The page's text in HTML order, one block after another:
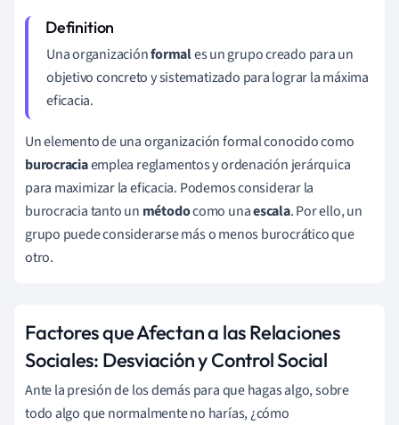
Una organizaciónformales un grupo creado para un
objetivo concreto y sistematizado para lograr la máxima
eficacia.
Un elemento de una organización formal conocido como
burocraciaemplea reglamentos y ordenación jerárquica
para maximizar la eficacia. Podemos considerar la
burocracia tanto un métodocomo unaescala. Por ello, un
grupo puede considerarse más o menos burocrático que
otro.
Factores que Afectan a las Relaciones
Sociales: Desviación y Control Social
Ante la presión de los demás para que hagas algo, sobre
todo algo que normalmente no harías, ¿cómo